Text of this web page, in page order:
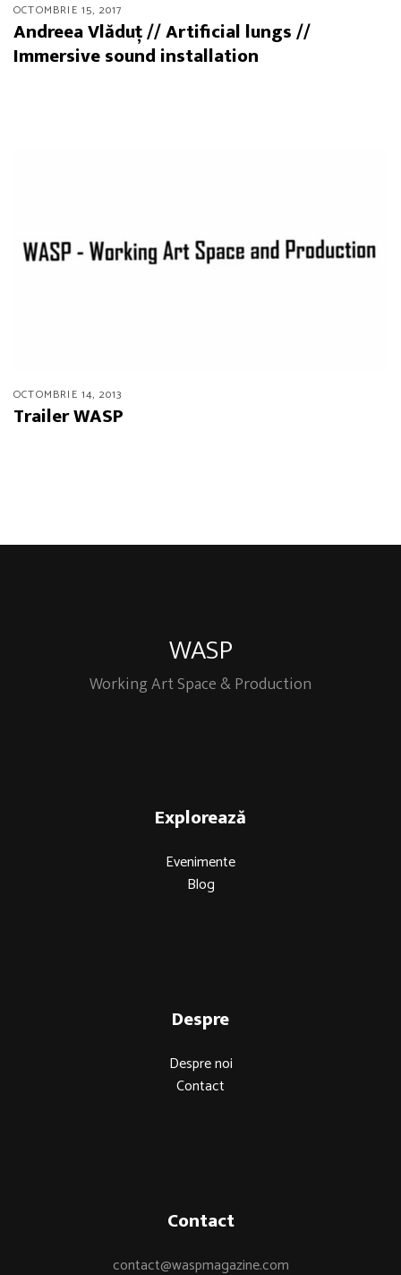
OCTOMBRIE 15, 2017
Andreea Vlăduț // Artificial lungs //
Immersive sound installation
OCTOMBRIE 14, 2013
Trailer WASP
WASP
Working Art Space & Production
Explorează
Evenimente
Blog
Despre
Despre noi
Contact
Contact
contact@waspmagazine.com